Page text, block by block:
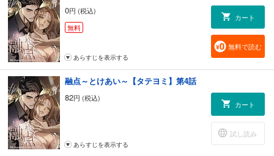
0円 (税込)
無料
カート
無料で読む
あらすじを表示する
融点～とけあい～【タテヨミ】第4話
82円 (税込)
カート
試し読み
あらすじを表示する